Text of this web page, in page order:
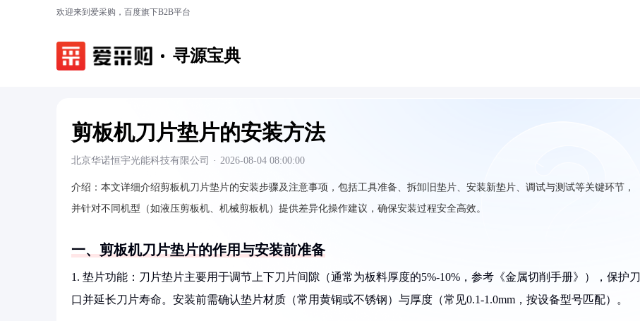
欢迎来到爱采购，百度旗下B2B平台
寻源宝典
剪板机刀片垫片的安装方法
北京华诺恒宇光能科技有限公司 · 2026-08-04 08:00:00
介绍： 本文详细介绍剪板机刀片垫片的安装步骤及注意事项，包括工具准备、拆卸旧垫片、安装新垫片、调试与测试等关键环节，
并针对不同机型（如液压剪板机、机械剪板机）提供差异化操作建议，确保安装过程安全高效。
一、剪板机刀片垫片的作用与安装前准备
1. 垫片功能：刀片垫片主要用于调节上下刀片间隙（通常为板料厚度的5%-10%，参考《金属切削手册》），保护刀
口并延长刀片寿命。安装前需确认垫片材质（常用黄铜或不锈钢）与厚度（常见0.1-1.0mm，按设备型号匹配）。